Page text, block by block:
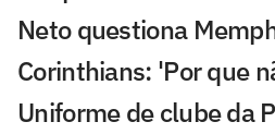
Neto questiona
Corinthians: 'Por que
Uniforme de clube da